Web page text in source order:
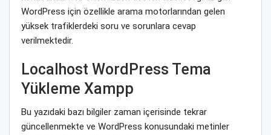
WordPress için özellikle arama motorlarından gelen
yüksek trafiklerdeki soru ve sorunlara cevap
verilmektedir.
Localhost WordPress Tema
Yükleme Xampp
Bu yazıdaki bazı bilgiler zaman içerisinde tekrar
güncellenmekte ve WordPress konusundaki metinler